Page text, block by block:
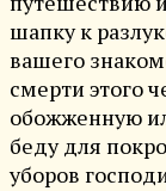
шапку к
вашего
смерти этого
обожженную
беду для
уборов